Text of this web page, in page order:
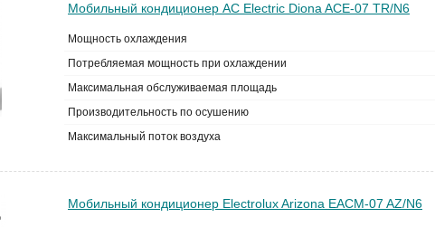
Мобильный кондиционер AC Electric Diona ACE-07 TR/N6
Мощность охлаждения
Потребляемая мощность при охлаждении
Максимальная обслуживаемая площадь
Производительность по осушению
Максимальный поток воздуха
Мобильный кондиционер Electrolux Arizona EACM-07 AZ/N6